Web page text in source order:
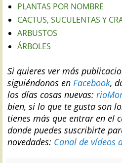
PLANTAS POR NOMBRE
CACTUS, SUCULENTAS Y
ARBUSTOS
ÁRBOLES
Si quieres ver más
siguiéndonos en Facebook,
los días cosas nuevas:
bien, si lo que te gusta son
tienes más que entrar en el
donde puedes suscribirte
novedades: Canal de vídeos